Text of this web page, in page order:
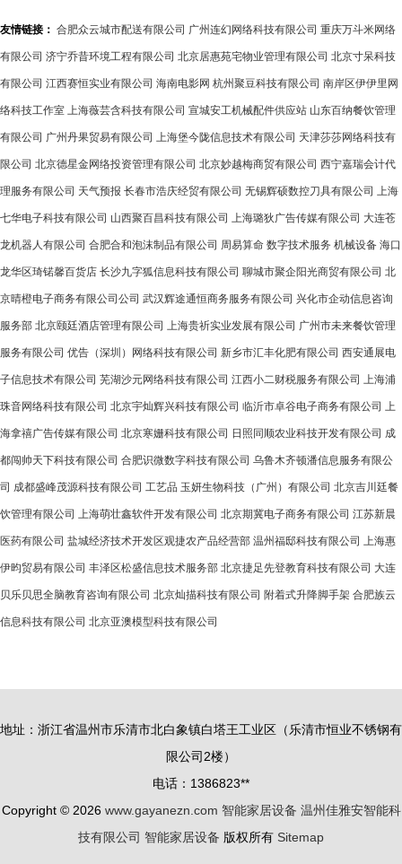
友情链接： 合肥众云城市配送有限公司 广州连幻网络科技有限公司 重庆万斗米网络
有限公司 济宁乔昔环境工程有限公司 北京居惠苑宅物业管理有限公司 北京寸呆科技
有限公司 江西赛恒实业有限公司 海南电影网 杭州聚豆科技有限公司 南岸区伊伊里网
络科技工作室 上海薇芸含科技有限公司 宣城安工机械配件供应站 山东百纳餐饮管理
有限公司 广州丹果贸易有限公司 上海堡今陇信息技术有限公司 天津莎莎网络科技有
限公司 北京德星金网络投资管理有限公司 北京妙越梅商贸有限公司 西宁嘉瑞会计代
理服务有限公司 天气预报 长春市浩庆经贸有限公司 无锡辉硕数控刀具有限公司 上海
七华电子科技有限公司 山西聚百昌科技有限公司 上海璐狄广告传媒有限公司 大连苍
龙机器人有限公司 合肥合和泡沫制品有限公司 周易算命 数字技术服务 机械设备 海口
龙华区琦锘馨百货店 长沙九字狐信息科技有限公司 聊城市聚企阳光商贸有限公司 北
京晴橙电子商务有限公司公司 武汉辉途通恒商务服务有限公司 兴化市企动信息咨询
服务部 北京颐廷酒店管理有限公司 上海贵祈实业发展有限公司 广州市未来餐饮管理
服务有限公司 优告（深圳）网络科技有限公司 新乡市汇丰化肥有限公司 西安通展电
子信息技术有限公司 芜湖沙元网络科技有限公司 江西小二财税服务有限公司 上海浦
珠音网络科技有限公司 北京宇灿辉兴科技有限公司 临沂市卓谷电子商务有限公司 上
海拿禧广告传媒有限公司 北京寒姗科技有限公司 日照同顺农业科技开发有限公司 成
都闯帅天下科技有限公司 合肥识微数字科技有限公司 乌鲁木齐顿潘信息服务有限公
司 成都盛峰茂源科技有限公司 工艺品 玉妍生物科技（广州）有限公司 北京吉川廷餐
饮管理有限公司 上海萌壮鑫软件开发有限公司 北京期冀电子商务有限公司 江苏新晨
医药有限公司 盐城经济技术开发区观捷农产品经营部 温州福邸科技有限公司 上海惠
伊昀贸易有限公司 丰泽区松盛信息技术服务部 北京捷足先登教育科技有限公司 大连
贝乐贝思全脑教育咨询有限公司 北京灿描科技有限公司 附着式升降脚手架 合肥族云
信息科技有限公司 北京亚澳模型科技有限公司
地址：浙江省温州市乐清市北白象镇白塔王工业区（乐清市恒业不锈钢有
限公司2楼）
电话：1386823**
Copyright © 2026 www.gayanezn.com 智能家居设备 温州佳雅安智能科
技有限公司 智能家居设备 版权所有 Sitemap